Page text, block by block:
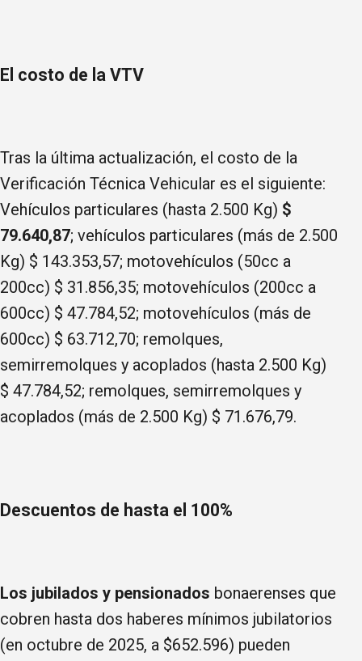
El costo de la VTV
Tras la última actualización, el costo de la
Verificación Técnica Vehicular es el siguiente:
Vehículos particulares (hasta 2.500 Kg) $
79.640,87; vehículos particulares (más de 2.500
Kg) $ 143.353,57; motovehículos (50cc a
200cc) $ 31.856,35; motovehículos (200cc a
600cc) $ 47.784,52; motovehículos (más de
600cc) $ 63.712,70; remolques,
semirremolques y acoplados (hasta 2.500 Kg)
$ 47.784,52; remolques, semirremolques y
acoplados (más de 2.500 Kg) $ 71.676,79.
Descuentos de hasta el 100%
Los jubilados y pensionados bonaerenses que
cobren hasta dos haberes mínimos jubilatorios
(en octubre de 2025, a $652.596) pueden